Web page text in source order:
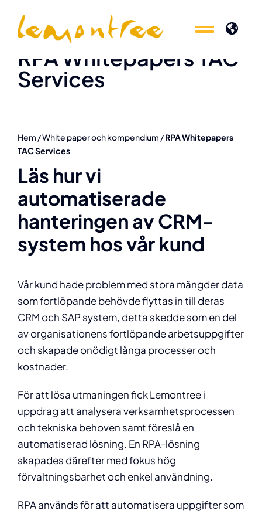
innehållet
Toggle
Experter inom
Kunskap
Event
Om oss
Toggle
Experter inom
Kunskap
Event
Om oss
RPA Whitepapers TAC
Services
Hem /White paper och kompendium /RPA Whitepapers
TAC Services
Läs hur vi
automatiserade
hanteringen av CRM-
system hos vår kund
Vår kund hade problem med stora mängder data
som fortlöpande behövde flyttas in till deras
CRM och SAP system, detta skedde som en del
av organisationens fortlöpande arbetsuppgifter
och skapade onödigt långa processer och
kostnader.
För att lösa utmaningen fick Lemontree i
uppdrag att analysera verksamhetsprocessen
och tekniska behoven samt föreslå en
automatiserad lösning. En RPA-lösning
skapades därefter med fokus hög
förvaltningsbarhet och enkel användning.
RPA används för att automatisera uppgifter som